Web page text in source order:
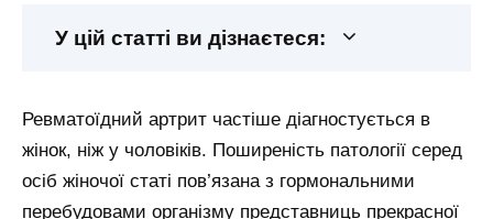
У цій статті ви дізнаєтеся:
Ревматоїдний артрит частіше діагностується в
жінок, ніж у чоловіків. Поширеність патології серед
осіб жіночої статі пов’язана з гормональними
перебудовами організму представниць прекрасної